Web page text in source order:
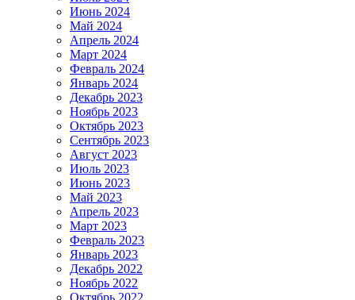
Июнь 2024
Май 2024
Апрель 2024
Март 2024
Февраль 2024
Январь 2024
Декабрь 2023
Ноябрь 2023
Октябрь 2023
Сентябрь 2023
Август 2023
Июль 2023
Июнь 2023
Май 2023
Апрель 2023
Март 2023
Февраль 2023
Январь 2023
Декабрь 2022
Ноябрь 2022
Октябрь 2022